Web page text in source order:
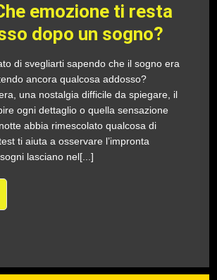
emozione ti resta
dopo un sogno?
di svegliarti sapendo che il sogno era
ancora qualcosa addosso?
una nostalgia difficile da spiegare, il
ogni dettaglio o quella sensazione
abbia rimescolato qualcosa di
ti aiuta a osservare l’impronta
lasciano nel[...]